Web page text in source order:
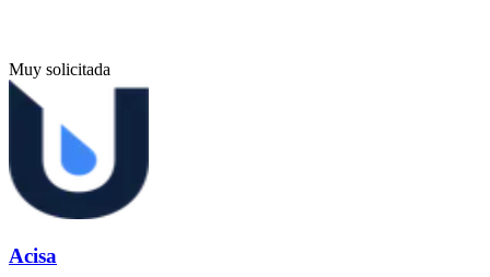
Muy solicitada
Acisa